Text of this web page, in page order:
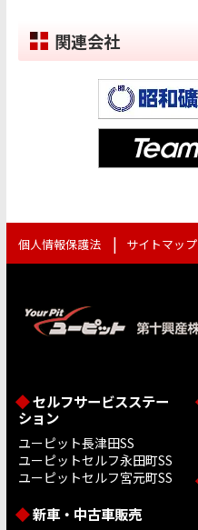
関連会社
個人情報保護法 サイトマップ
セルフサービスステー
ション
ユーピット長津田SS
ユーピットセルフ永田町SS
ユーピットセルフ宮元町SS
新車・中古車販売